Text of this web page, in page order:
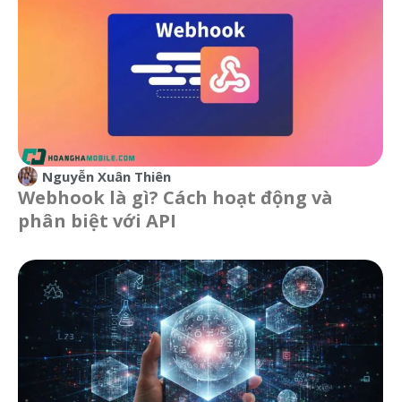
Nguyễn Xuân Thiên
Webhook là gì? Cách hoạt động và
phân biệt với API